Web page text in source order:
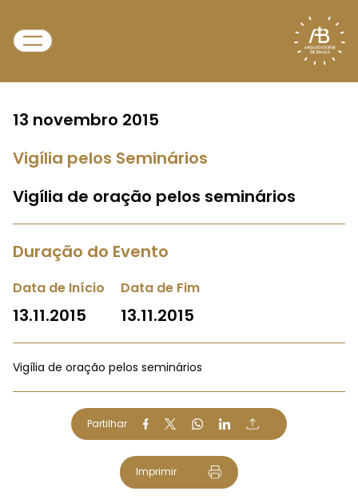
13 novembro 2015
Vigília pelos Seminários
Vigília de oração pelos seminários
Duração do Evento
Data de Início
13.11.2015
Data de Fim
13.11.2015
Vigília de oração pelos seminários
Partilhar
Imprimir